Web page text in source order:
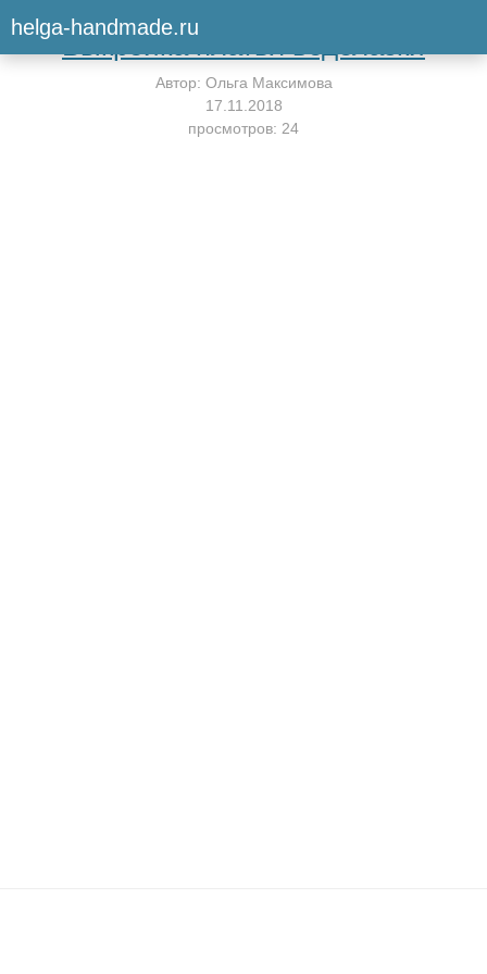
helga-handmade.ruВернуться к мастер-классу
Выкройка платья водолазки
Автор: Ольга Максимова
17.11.2018
просмотров: 24